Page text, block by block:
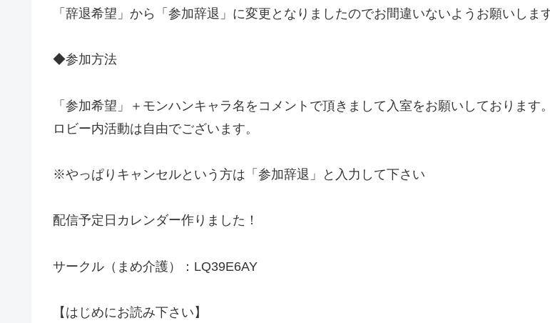
「辞退希望」から「参加辞退」に変更となりましたのでお間違いないようお願いしま
◆参加方法
「参加希望」＋モンハンキャラ名をコメントで頂きまして入室をお願いしております。
ロビー内活動は自由でございます。
※やっぱりキャンセルという方は「参加辞退」と入力して下さい
配信予定日カレンダー作りました！
サークル（まめ介護）：LQ39E6AY
【はじめにお読み下さい】